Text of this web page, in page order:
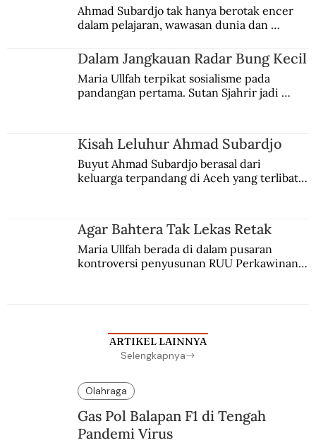
Ahmad Subardjo tak hanya berotak encer
dalam pelajaran, wawasan dunia dan
Jules Verne, Multatuli, hingga Sun Yat-sen.
Dalam Jangkauan Radar Bung Kecil
Maria Ullfah terpikat sosialisme pada
pandangan pertama. Sutan Sjahrir jadi
Kisah Leluhur Ahmad Subardjo
Buyut Ahmad Subardjo berasal dari
keluarga terpandang di Aceh yang terlibat
Agar Bahtera Tak Lekas Retak
Maria Ullfah berada di dalam pusaran
kontroversi penyusunan RUU Perkawinan.
ARTIKEL LAINNYA
Selengkapnya
Olahraga
Gas Pol Balapan F1 di Tengah
Pandemi Virus